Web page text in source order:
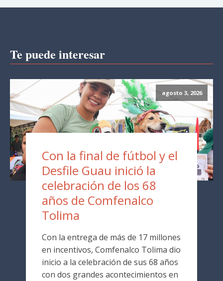
Te puede interesar
agosto 3, 2026
Con la final de fútbol y el
Desfile Guau inició la
celebración de los 68
años de Comfenalco
Tolima
Con la entrega de más de 17 millones
en incentivos, Comfenalco Tolima dio
inicio a la celebración de sus 68 años
con dos grandes acontecimientos en